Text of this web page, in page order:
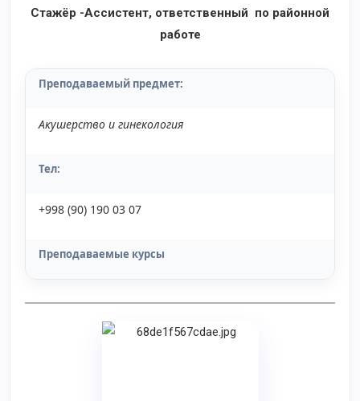
Стажёр -Ассистент, ответственный по районной
работе
Преподаваемый предмет:
Акушерство и гинекология
Тел:
+998 (90) 190 03 07
Преподаваемые курсы